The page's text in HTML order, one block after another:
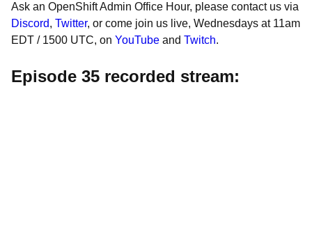
Ask an OpenShift Admin Office Hour, please contact us via
Discord, Twitter, or come join us live, Wednesdays at 11am
EDT / 1500 UTC, on YouTube and Twitch.
Episode 35 recorded stream: